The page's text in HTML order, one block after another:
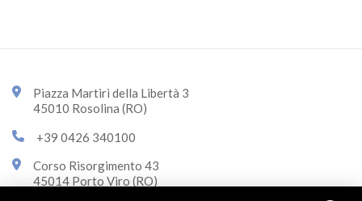
Piazza Martiri della Libertà 3
45010 Rosolina (RO)
+39 0426 340100
Corso Risorgimento 43
45014 Porto Viro (RO)